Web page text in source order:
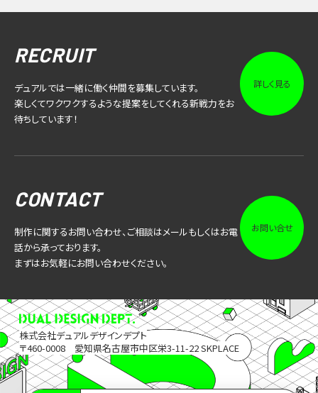
RECRUIT
デュアルでは一緒に働く仲間を募集しています。
楽しくてワクワクするような提案をしてくれる新戦力をお
待ちしています！
詳しく見る
CONTACT
制作に関するお問い合わせ、ご相談はメールもしくはお電
話から承っております。
まずはお気軽にお問い合わせください。
お問い合せ
株式会社デュアルデザインデプト
〒460-0008 愛知県名古屋市中区栄3-11-22 SKPLACE